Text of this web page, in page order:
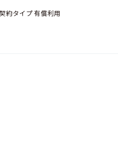
約タイプ 有償利用